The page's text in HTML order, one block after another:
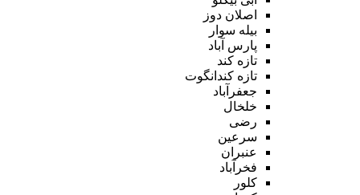
اصلان دوز
بیله سوار
پارس آباد
تازه کند
تازه کندانگوت
جعفرآباد
خلخال
رضی
سرعین
عنبران
فخرآباد
کلور